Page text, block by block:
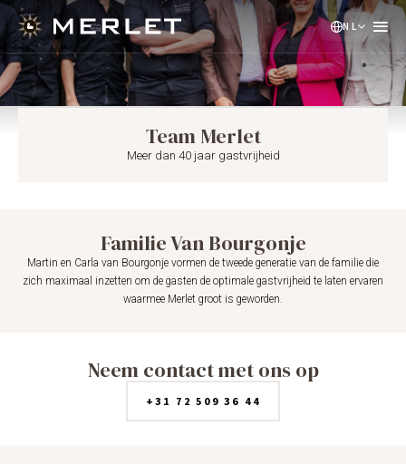
NL
EN
DE
Team Merlet
Meer dan 40 jaar gastvrijheid
Familie Van Bourgonje
Martin en Carla van Bourgonje vormen de tweede generatie van de familie die
zich maximaal inzetten om de gasten de optimale gastvrijheid te laten ervaren
waarmee Merlet groot is geworden.
Neem contact met ons op
+31 72 509 36 44